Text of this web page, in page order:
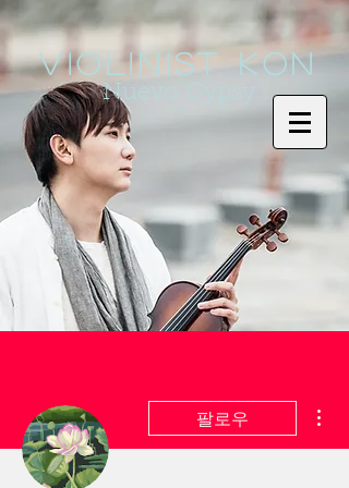
Violinist KoN
Nuevo Gypsy
팔로우